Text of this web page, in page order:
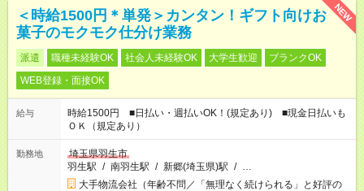
NEW
＜時給1500円＊単発＞カンタン！ギフト向けお
菓子のモクモク仕分け業務
派遣 職種未経験OK 社会人未経験OK 大学生歓迎
ブランクOK
WEB登録・面接OK
給与
時給1500円 ■日払い・週払いOK！(規定あり) ■現金日払いも
ＯＫ（規定あり）
勤務地
埼玉県羽生市
羽生駅 / 南羽生駅 / 新郷(埼玉県)駅 / …
大手物流会社（年齢不問／「無理なく続けられる」と好評の